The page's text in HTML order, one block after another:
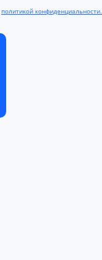
политикой конфиденциальности.